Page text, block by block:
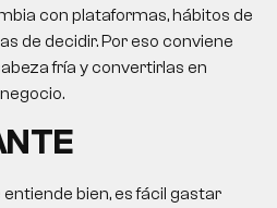
con plataformas, hábitos de
de decidir. Por eso conviene
fría y convertirlas en
bien, es fácil gastar